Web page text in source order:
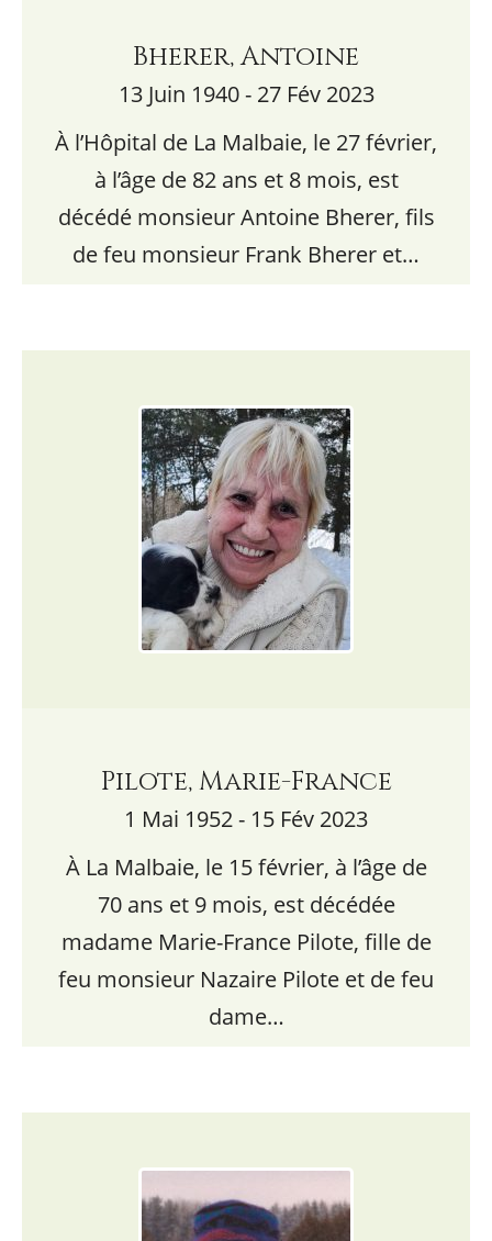
Bherer, Antoine
13 Juin 1940 - 27 Fév 2023
À l’Hôpital de La Malbaie, le 27 février,
à l’âge de 82 ans et 8 mois, est
décédé monsieur Antoine Bherer, fils
de feu monsieur Frank Bherer et…
Pilote, Marie-France
1 Mai 1952 - 15 Fév 2023
À La Malbaie, le 15 février, à l’âge de
70 ans et 9 mois, est décédée
madame Marie-France Pilote, fille de
feu monsieur Nazaire Pilote et de feu
dame…